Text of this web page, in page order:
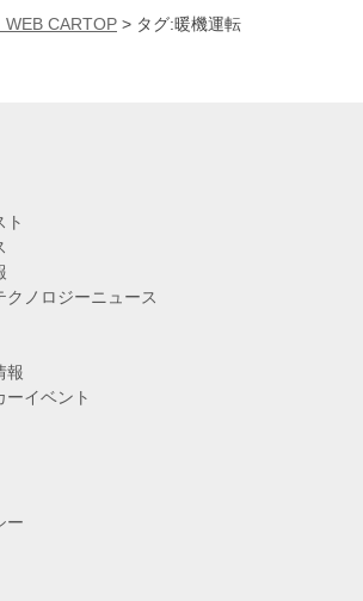
WEB CARTOP > タグ:暖機運転
ト
クノロジーニュース
報
ーイベント
ー